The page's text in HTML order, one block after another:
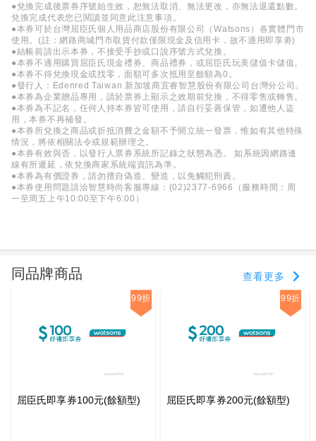
●兌換完成後票券序號始生效，恕無法取消、無法更改，亦無法退還點數。
兌換完成代表您已閱讀並同意此注意事項。
●本券可於台灣屈臣氏個人用品商店股份有限公司（Watsons）各實體門市
使用。(註：網路商城門市取貨付款僅限現金及信用卡，故不適用即享劵)
●結帳前請出示本券，不接受手抄或口說序號方式兌換。
●本券不適用購買屈臣氏現金禮券、商品禮券，或屈臣氏玩美儲值卡儲值。
●本券不得兌換現金或找零，面額可多次抵用至餘額為0。
●發行人：Edenred Taiwan 新加坡商宜睿智慧股份有限公司台灣分公司。
●本券為企業贈品專用，請於票券上顯示之效期前兌換，不得零售或轉售。
●本券為不記名，任何人持本券皆可使用，請自行妥善保管，如遭他人盜
用，本券不再補發。
●本券所兌換之商品或折抵消費之金額不予開立統一發票，惟如有其他特殊
情況，將依相關法令或規範辦理之。
●本券有效與否，以發行人票券系統所記錄之狀態為憑。 如系統因網路連
線有所遲延，依兌換商家系統端資訊為準。
●本券為有價證券，請勿擅自偽造、變造，以免觸犯刑責。
●本券使用問題請洽智慧時尚客服專線：(02)2377-6966（服務時間：周
一至周五上午10:00至下午6:00）
同品牌商品 查看更多
99折
屈臣氏即享券100元(餘額型)
99折
屈臣氏即享券200元(餘額型)